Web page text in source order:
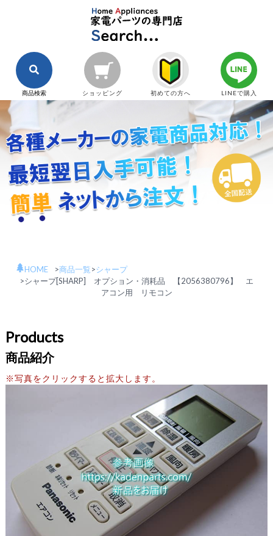
商品検索 ショッピング 初めての方へ LINEで購入
HOME >商品一覧>シャープ
>シャープ[SHARP] オプション・消耗品 【2056380796】 エ
アコン用 リモコン
Products
商品紹介
※写真をクリックすると拡大します。